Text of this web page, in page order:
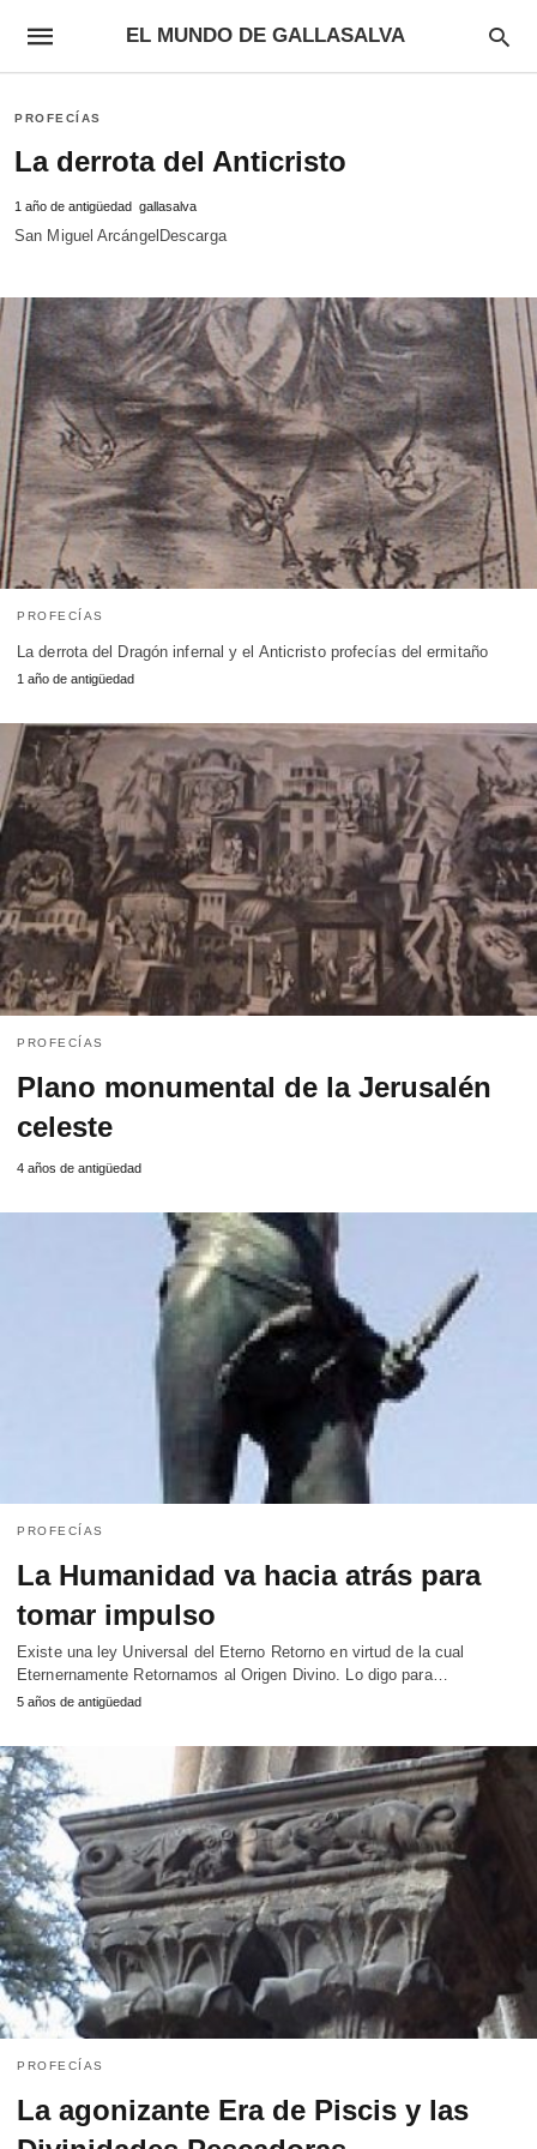
EL MUNDO DE GALLASALVA
PROFECÍAS
La derrota del Anticristo
1 año de antigüedad gallasalva
San Miguel ArcángelDescarga
PROFECÍAS
La derrota del Dragón infernal y el Anticristo profecías del ermitaño
1 año de antigüedad
PROFECÍAS
Plano monumental de la Jerusalén
celeste
4 años de antigüedad
PROFECÍAS
La Humanidad va hacia atrás para
tomar impulso
Existe una ley Universal del Eterno Retorno en virtud de la cual
Eternernamente Retornamos al Origen Divino. Lo digo para…
5 años de antigüedad
PROFECÍAS
La agonizante Era de Piscis y las